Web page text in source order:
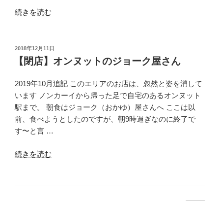
ー
ッ
ト”
の
“バ
ク
発
ノ
ン
ペ
ン
行
JC
続きを読む
投
日:
2018年12月11日
【閉店】オンヌットのジョーク屋さん
2019年10月追記 このエリアのお店は、忽然と姿を消して
います ノンカーイから帰った足で自宅のあるオンヌット
駅まで。 朝食はジョーク（おかゆ）屋さんへ ここは以
前、食べようとしたのですが、朝9時過ぎなのに終了で
す〜と言 …
“【閉
続きを読む